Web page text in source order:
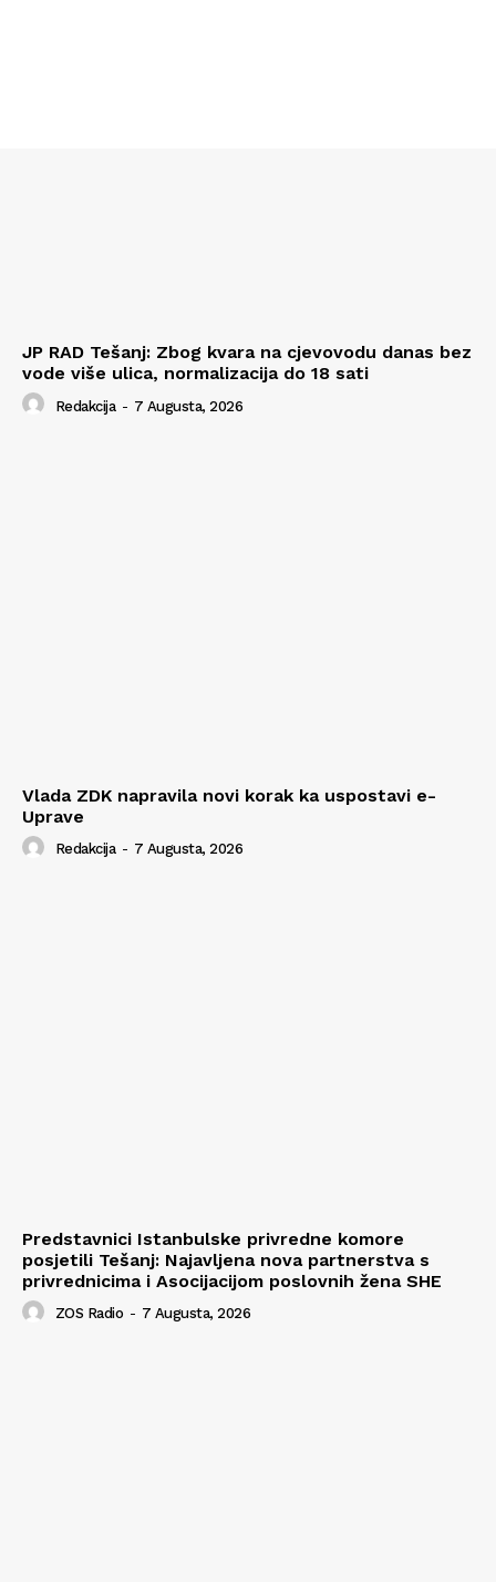
JP RAD Tešanj: Zbog kvara na cjevovodu danas bez
vode više ulica, normalizacija do 18 sati
Redakcija - 7 Augusta, 2026
Vlada ZDK napravila novi korak ka uspostavi e-
Uprave
Redakcija - 7 Augusta, 2026
Predstavnici Istanbulske privredne komore
posjetili Tešanj: Najavljena nova partnerstva s
privrednicima i Asocijacijom poslovnih žena SHE
ZOS Radio - 7 Augusta, 2026